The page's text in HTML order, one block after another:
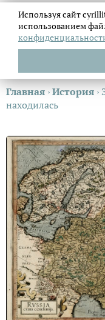
Главная ›История ›
находилась
Используя сайт
использованием